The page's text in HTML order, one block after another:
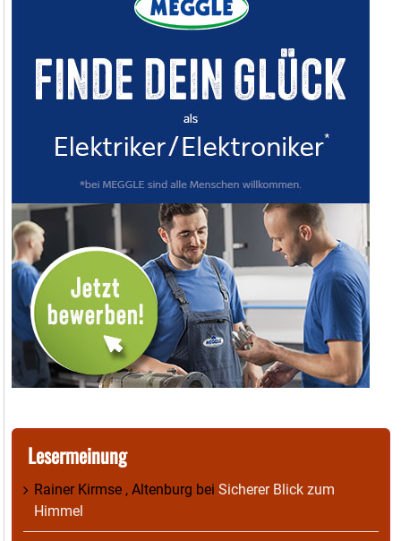
Lesermeinung
Rainer Kirmse , Altenburg bei Sicherer Blick zum
Himmel